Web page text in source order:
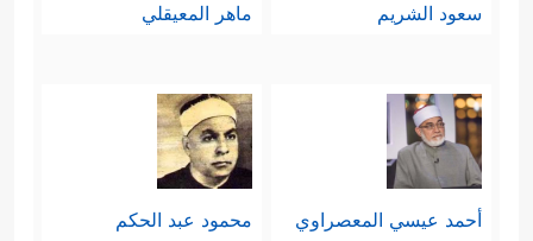
سعود الشريم ماهر المعيقلي
أحمد عيسي المعصراوي محمود عبد الحكم